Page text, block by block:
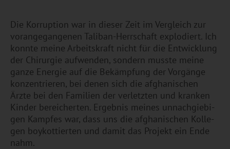
Die Kor­rup­ti­on war in die­ser Zeit im Ver­gleich zur
vor­an­ge­gan­ge­nen Ta­li­ban-Herr­schaft ex­plo­diert. Ich
konn­te meine Ar­beits­kraft nicht für die Ent­wick­lung
der Chir­ur­gie auf­wen­den, son­dern muss­te meine
ganze En­er­gie auf die Be­kämp­fung der Vor­gän­ge
kon­zen­trie­ren, bei denen sich die af­gha­ni­schen
Ärzte bei den Fa­mi­li­en der ver­letz­ten und kran­ken
Kin­der be­rei­cher­ten. Er­geb­nis mei­nes un­nach­gie­bi­
gen Kamp­fes war, dass uns die af­gha­ni­schen Kol­le­
gen boy­kot­tier­ten und damit das Pro­jekt ein Ende
nahm.